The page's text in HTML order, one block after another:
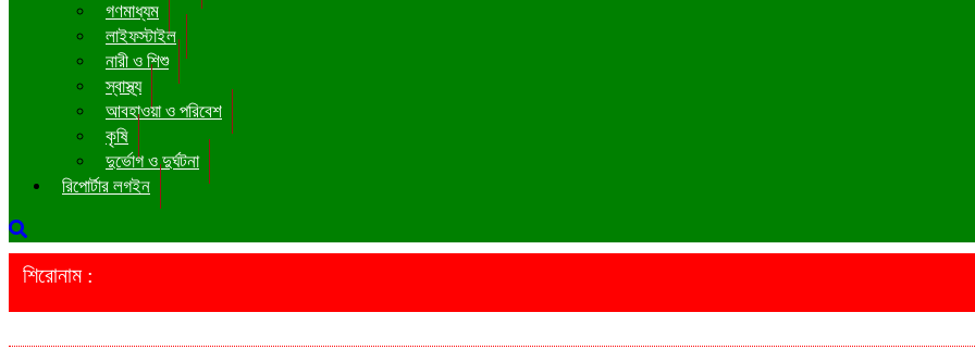
গণমাধ্যম
লাইফস্টাইল
নারী ও শিশু
স্বাস্থ্য
আবহাওয়া ও পরিবেশ
কৃষি
দুর্ভোগ ও দুর্ঘটনা
রিপোর্টার লগইন
শিরোনাম :